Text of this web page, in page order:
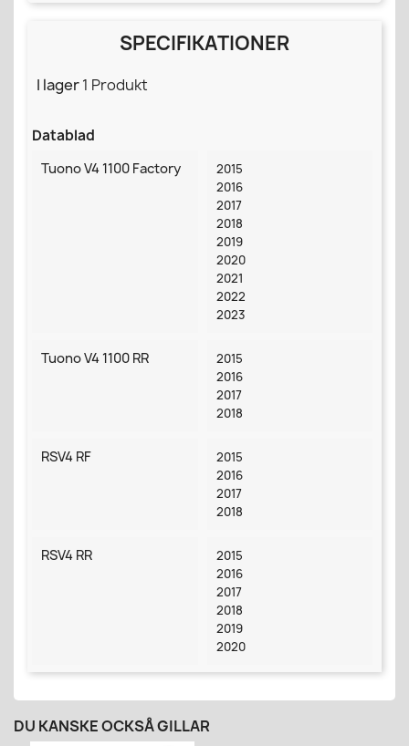
SPECIFIKATIONER
I lager1 Produkt
Datablad
Tuono V4 1100 Factory
2015
2016
2017
2018
2019
2020
2021
2022
2023
Tuono V4 1100 RR
2015
2016
2017
2018
RSV4 RF
2015
2016
2017
2018
RSV4 RR
2015
2016
2017
2018
2019
2020
DU KANSKE OCKSÅ GILLAR